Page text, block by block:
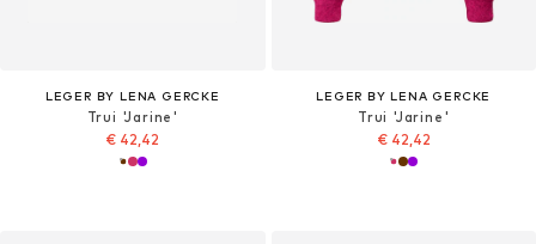
LEGER BY LENA GERCKE
Trui 'Jarine'
€ 42,42
LEGER BY LENA GERCKE
Trui 'Jarine'
€ 42,42